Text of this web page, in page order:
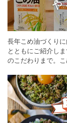
長年こめ油づくり
とともにご紹介し
のこだわりまで。